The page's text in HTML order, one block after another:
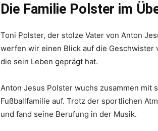
Die Familie Polster im
Toni Polster, der stolze Vater von Anton
werfen wir einen Blick auf die Geschwister
die sein Leben geprägt hat.
Anton Jesus Polster wuchs zusammen
Fußballfamilie auf. Trotz der sportlichen
und fand seine Berufung in der Musik.